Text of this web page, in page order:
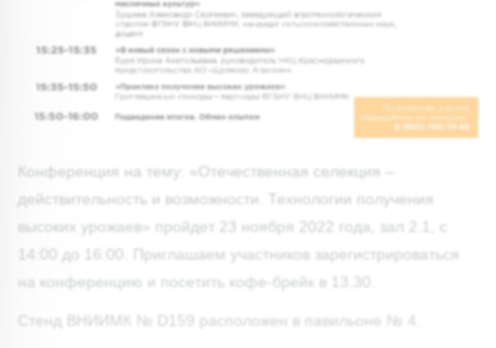
Конференция на тему: «Отечественная селекция –
действительность и возможности. Технологии получения
высоких урожаев» пройдет 23 ноября 2022 года, зал 2.1, с
14:00 до 16:00. Приглашаем участников зарегистрироваться
на конференцию и посетить кофе-брейк в 13.30.
Стенд ВНИИМК № D159 расположен в павильоне № 4.